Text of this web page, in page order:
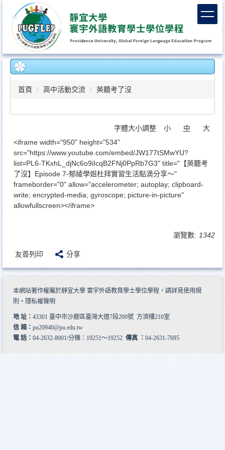
容
區
首頁 高中活動交流 英聽考了沒
字體大小調整 小 中
大
<iframe width="950" height="534"
src="https://www.youtube.com/embed/JW177tSMwYU?
list=PL6-TKxhL_djNc6o9iIcqB2FNj0PpRb7G3" title="【英聽考
了沒】Episode 7-郁綾學姐杜拜實習生活點滴分享～"
frameborder="0" allow="accelerometer; autoplay; clipboard-
write; encrypted-media; gyroscope; picture-in-picture"
allowfullscreen></iframe>
瀏覽數: 1342
友善列印 分享
本網站著作權屬於靜宜大學 寰宇外語教育學士學位學程，請詳見使用規
則 。 隱私權聲明
地 址： 43301 臺中市沙鹿區臺灣大道7段200號 方濟樓210室
信 箱： pu20940@pu.edu.tw
電 話： 04-2632-8001/分機：19251～19252 傳真 ： 04-2631-7695